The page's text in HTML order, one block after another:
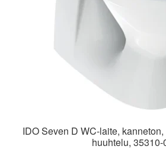
IDO Seven D WC-laite,
huuhtelu, 35310-